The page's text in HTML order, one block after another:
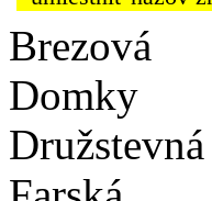
Brezová
Domky
Družstevná